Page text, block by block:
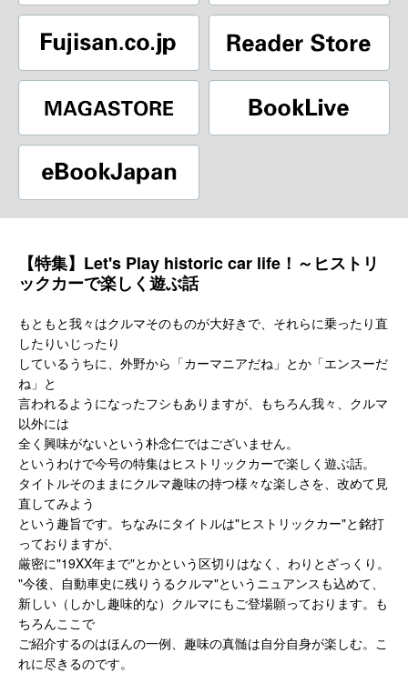
【特集】Let's Play historic car life！～ヒストリ
ックカーで楽しく遊ぶ話
もともと我々はクルマそのものが大好きで、それらに乗ったり直
したりいじったり
しているうちに、外野から「カーマニアだね」とか「エンスーだ
ね」と
言われるようになったフシもありますが、もちろん我々、クルマ
以外には
全く興味がないという朴念仁ではございません。
というわけで今号の特集はヒストリックカーで楽しく遊ぶ話。
タイトルそのままにクルマ趣味の持つ様々な楽しさを、改めて見
直してみよう
という趣旨です。ちなみにタイトルは"ヒストリックカー"と銘打
っておりますが、
厳密に"19XX年まで"とかという区切りはなく、わりとざっくり。
"今後、自動車史に残りうるクルマ"というニュアンスも込めて、
新しい（しかし趣味的な）クルマにもご登場願っております。も
ちろんここで
ご紹介するのはほんの一例、趣味の真髄は自分自身が楽しむ。こ
れに尽きるのです。